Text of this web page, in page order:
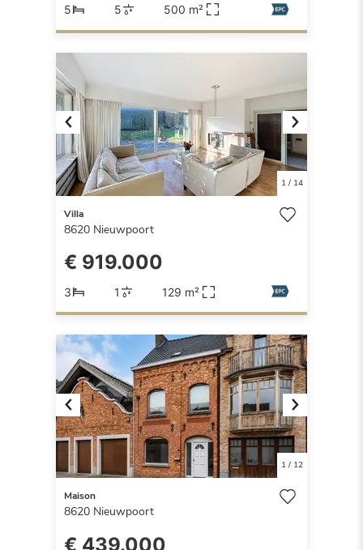
5 5 500 m²
Previous Next
1/ 14
Villa
8620 Nieuwpoort
€ 919.000
3 1 129 m²
Previous Next
1/ 12
Maison
8620 Nieuwpoort
€ 439.000